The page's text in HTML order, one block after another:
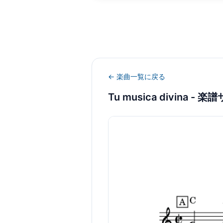
← 楽曲一覧に戻る
Tu musica divina - 楽譜